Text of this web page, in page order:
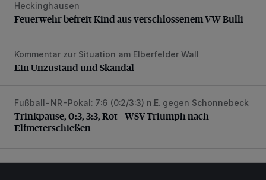
Feuerwehr befreit Kind aus verschlossenem VW Bulli
Heckinghausen
Feuerwehr befreit Kind aus verschlossenem VW Bulli
Ein Unzustand und Skandal
Kommentar zur Situation am Elberfelder Wall
Ein Unzustand und Skandal
Trinkpause, 0:3, 3:3, Rot – WSV-Triumph nach
Fußball-NR-Pokal: 7:6 (0:2/3:3) n.E. gegen Schonnebeck
Trinkpause, 0:3, 3:3, Rot – WSV-Triumph nach
Elfmeterschießen